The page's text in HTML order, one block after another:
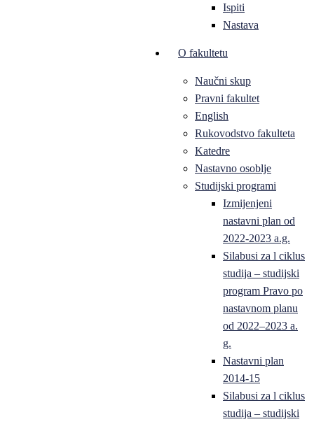
Ispiti
Nastava
O fakultetu
Naučni skup
Pravni fakultet
English
Rukovodstvo fakulteta
Katedre
Nastavno osoblje
Studijski programi
Izmijenjeni
nastavni plan od
2022-2023 a.g.
Silabusi za l ciklus
studija – studijski
program Pravo po
nastavnom planu
od 2022–2023 a.
g.
Nastavni plan
2014-15
Silabusi za l ciklus
studija – studijski